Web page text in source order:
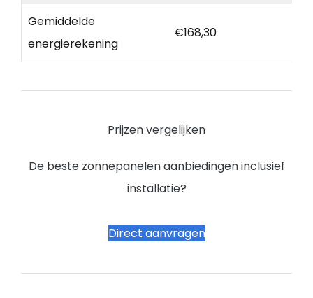
Gemiddelde
energierekening
€168,30
Prijzen vergelijken
De beste zonnepanelen aanbiedingen inclusief
installatie?
Direct aanvragen